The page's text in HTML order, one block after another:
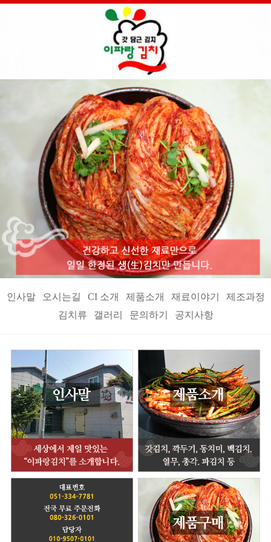
인사말 오시는길 CI 소개 제품소개 재료이야기
제조과정
김치류
갤러리 문의하기 공지사항